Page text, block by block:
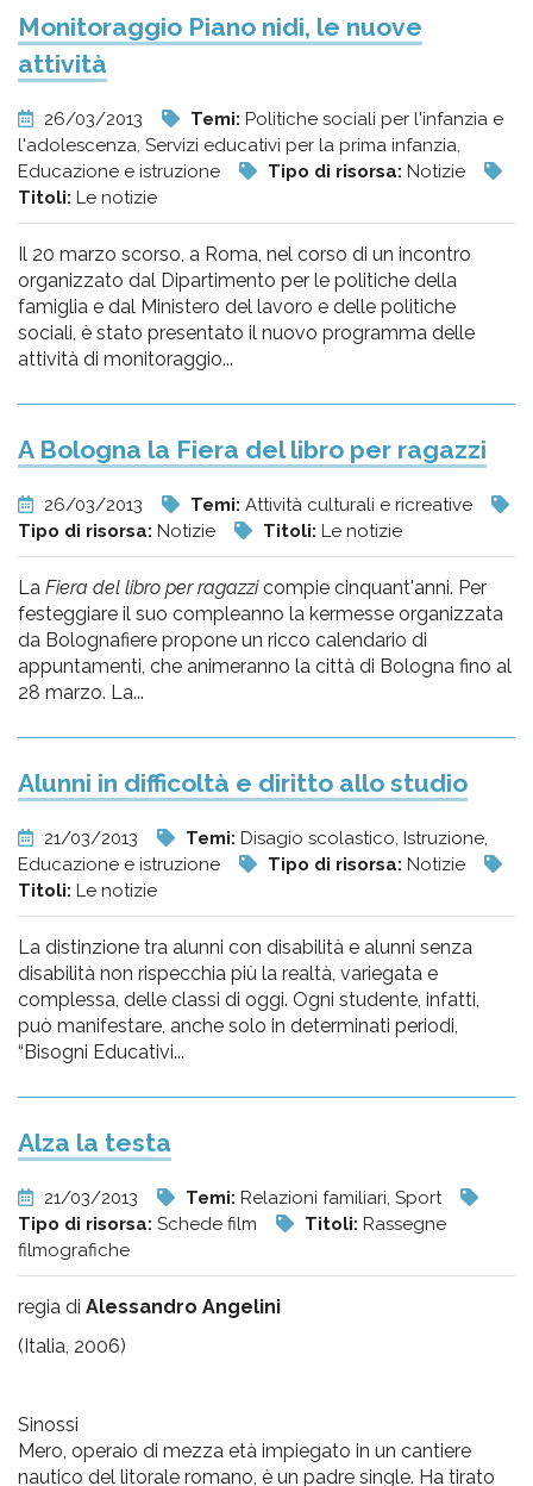
Monitoraggio Piano nidi, le nuove
attività
26/03/2013 Temi: Politiche sociali per l'infanzia e
l'adolescenza, Servizi educativi per la prima infanzia,
Educazione e istruzione
Tipo di risorsa: Notizie
Titoli: Le notizie
Il 20 marzo scorso, a Roma, nel corso di un incontro
organizzato dal Dipartimento per le politiche della
famiglia e dal Ministero del lavoro e delle politiche
sociali, è stato presentato il nuovo programma delle
attività di monitoraggio...
A Bologna la Fiera del libro per ragazzi
26/03/2013 Temi: Attività culturali e ricreative
Tipo di risorsa: Notizie Titoli: Le notizie
La Fiera del libro per ragazzicompie cinquant'anni. Per
festeggiare il suo compleanno la kermesse organizzata
da Bolognafiere propone un ricco calendario di
appuntamenti, che animeranno la città di Bologna fino al
28 marzo. La...
Alunni in difficoltà e diritto allo studio
21/03/2013 Temi: Disagio scolastico, Istruzione,
Educazione e istruzione
Tipo di risorsa: Notizie
Titoli: Le notizie
La distinzione tra alunni con disabilità e alunni senza
disabilità non rispecchia più la realtà, variegata e
complessa, delle classi di oggi. Ogni studente, infatti,
può manifestare, anche solo in determinati periodi,
“Bisogni Educativi...
Alza la testa
21/03/2013 Temi: Relazioni familiari, Sport
Tipo di risorsa: Schede film Titoli: Rassegne
filmografiche
regia di Alessandro Angelini
(Italia, 2006)
Sinossi
Mero, operaio di mezza età impiegato in un cantiere
nautico del litorale romano, è un padre single. Ha tirato